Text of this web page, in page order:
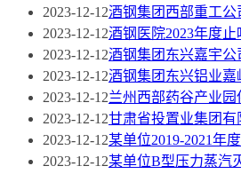
2023-12-12酒钢集团西部重工公
2023-12-12酒钢医院2023年度
2023-12-12酒钢集团东兴嘉宇
2023-12-12酒钢集团东兴铝业
2023-12-12兰州西部药谷产业园
2023-12-12甘肃省投置业集团
2023-12-12某单位2019-2021年
2023-12-12某单位B型压力蒸汽